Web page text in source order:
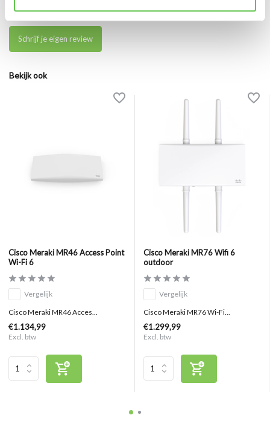
Er zijn nog geen reviews geschreven over dit product..
Schrijf je eigen review
Bekijk ook
Cisco Meraki MR46 Access Point
Wi-Fi 6
Vergelijk
Cisco Meraki MR46 Acces...
€1.134,99
Excl. btw
Cisco Meraki MR76 Wifi 6
outdoor
Vergelijk
Cisco Meraki MR76 Wi-Fi...
€1.299,99
Excl. btw